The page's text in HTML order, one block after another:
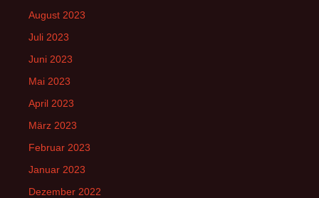
August 2023
Juli 2023
Juni 2023
Mai 2023
April 2023
März 2023
Februar 2023
Januar 2023
Dezember 2022